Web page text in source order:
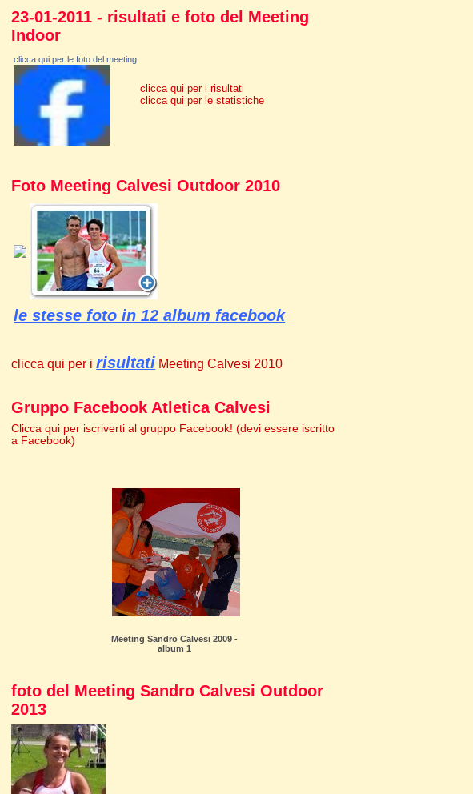
23-01-2011 - risultati e foto del Meeting
Indoor
clicca qui per le foto del meeting
clicca qui per i risultati
clicca qui per le statistiche
Foto Meeting Calvesi Outdoor 2010
le stesse foto in 12 album facebook
clicca qui per irisultati Meeting Calvesi 2010
Gruppo Facebook Atletica Calvesi
Clicca qui per iscriverti al gruppo Facebook! (devi essere iscritto
a Facebook)
Meeting Sandro Calvesi 2009 -
album 1
foto del Meeting Sandro Calvesi Outdoor
2013